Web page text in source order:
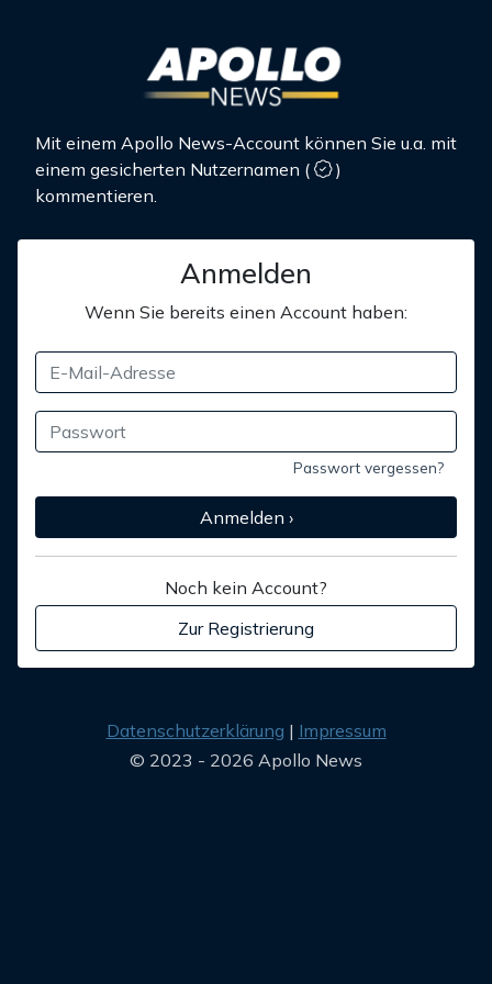
Mit einem Apollo News-Account können Sie u.a. mit
einem gesicherten Nutzernamen (
)
kommentieren.
Anmelden
Wenn Sie bereits einen Account haben:
Passwort vergessen?
Anmelden ›
Noch kein Account?
Zur Registrierung
Datenschutzerklärung
Impressum
© 2023 - 2026 Apollo News